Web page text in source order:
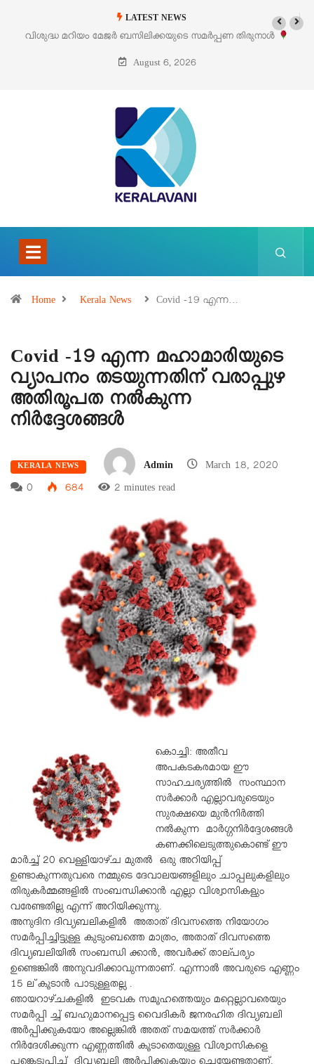
LATEST NEWS
സമർപ്പണ തിരുനാൾ
‘പെറ്റൽസ്’ ലൈഫ് സ്റ്റൈൽ എക്സിബിഷനും
August 6, 2026
Home Kerala News Covid -19 എന്ന…
Covid -19 എന്ന മഹാമാരിയുടെ
വ്യാപനം തടയുന്നതിന് വരാപ്പുഴ
അതിരൂപത നൽകുന്ന
നിർദ്ദേശങ്ങൾ
KERALA NEWS Admin
March 18, 2020
0
684 2 minutes read
കൊച്ചി: അതീവ
അപകടകരമായ ഈ
സാഹചര്യത്തിൽ സംസ്ഥാന
സർക്കാർ എല്ലാവരുടെയും
സുരക്ഷയെ മുൻനിർത്തി
നൽകുന്ന മാർഗ്ഗനിർദ്ദേശങ്ങൾ
കണക്കിലെടുത്തുകൊണ്ട് ഈ
മാർച്ച് 20 വെള്ളിയാഴ്ച മുതൽ ഒരു അറിയിപ്പ്
ഉണ്ടാകുന്നതുവരെ നമ്മുടെ ദേവാലയങ്ങളിലും ചാപ്പലുകളിലും
തിരുകർമ്മങ്ങളിൽ സംബന്ധിക്കാൻ എല്ലാ വിശ്വാസികളും
വരേണ്ടതില്ല എന്ന് അറിയിക്കുന്നു.
അനുദിന ദിവ്യബലികളിൽ അതാത് ദിവസത്തെ നിയോഗം
സമർപ്പിച്ചിട്ടുള്ള കുടുംബത്തെ മാത്രം, അതാത് ദിവസത്തെ
ദിവ്യബലിയിൽ സംബന്ധി ക്കാൻ, അവർക്ക് താല്പര്യം
ഉണ്ടെങ്കിൽ അനുവദിക്കാവുന്നതാണ്. എന്നാൽ അവരുടെ എണ്ണം
15 ല്‌ കൂടാൻ പാടുള്ളതല്ല .
ഞായറാഴ്ചകളിൽ ഇടവക സമൂഹത്തെയും മറ്റെല്ലാവരെയും
സമർപ്പി ച്ച് ബഹുമാനപ്പെട്ട വൈദികർ ജനരഹിത ദിവ്യബലി
അർപ്പിക്കുകയോ അല്ലെങ്കിൽ അതത് സമയത്ത് സർക്കാർ
നിർദേശിക്കുന്ന എണ്ണത്തിൽ കൂടാതെയുള്ള വിശ്വാസികളെ